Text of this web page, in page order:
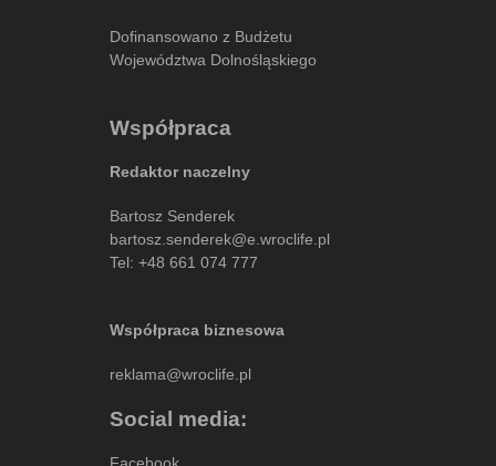
Dofinansowano z Budżetu
Województwa Dolnośląskiego
Współpraca
Redaktor naczelny
Bartosz Senderek
bartosz.senderek@e.wroclife.pl
Tel: +48 661 074 777
Współpraca biznesowa
reklama@wroclife.pl
Social media:
Facebook